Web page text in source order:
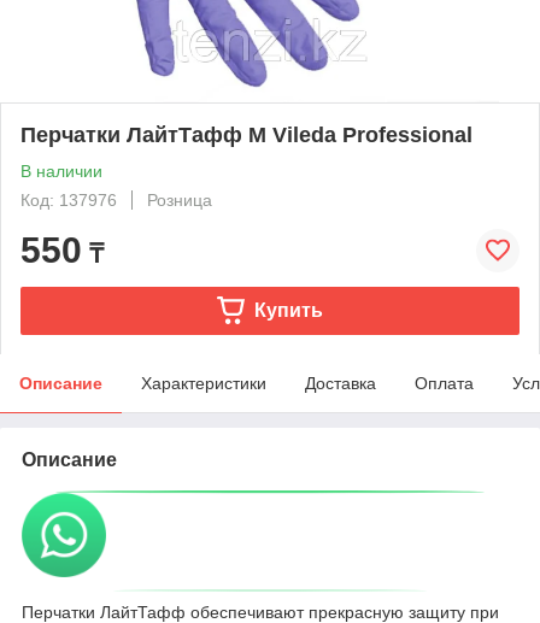
Перчатки ЛайтТафф M Vileda Professional
В наличии
Код: 137976
Розница
550 ₸
Купить
Описание Характеристики Доставка Оплата
Описание
Перчатки ЛайтТафф обеспечивают прекрасную защиту при